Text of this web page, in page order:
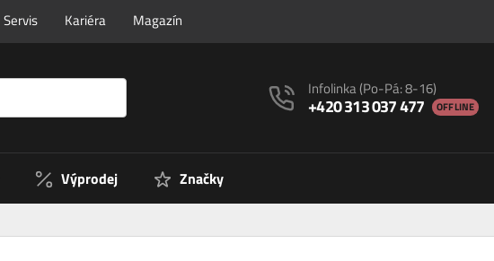
Servis Kariéra Magazín
Infolinka(Po-Pá: 8-16)
+420 313 037 477 OFFLINE
Výprodej Značky